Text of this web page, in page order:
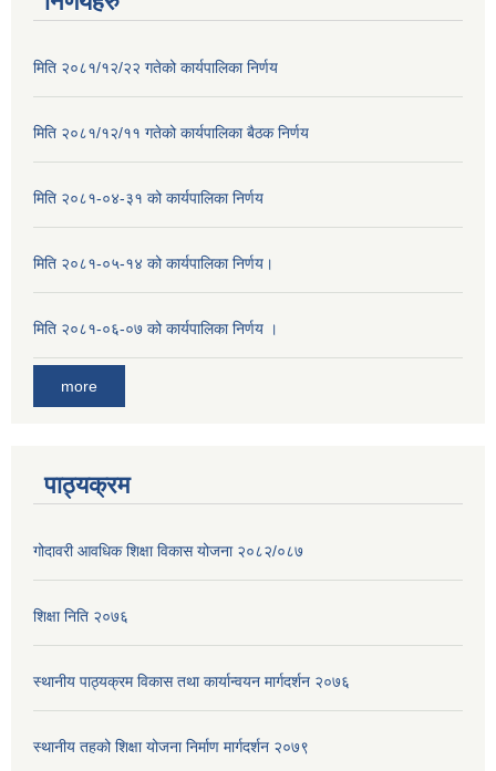
मिति २०८१/१२/२२ गतेको कार्यपालिका निर्णय
मिति २०८१/१२/११ गतेको कार्यपालिका बैठक निर्णय
मिति २०८१-०४-३१ को कार्यपालिका निर्णय
मिति २०८१-०५-१४ को कार्यपालिका निर्णय।
मिति २०८१-०६-०७ को कार्यपालिका निर्णय ।
more
पाठ्यक्रम
गोदावरी आवधिक शिक्षा विकास योजना २०८२/०८७
शिक्षा निति २०७६
स्थानीय पाठ्यक्रम विकास तथा कार्यान्वयन मार्गदर्शन २०७६
स्थानीय तहको शिक्षा योजना निर्माण मार्गदर्शन २०७९